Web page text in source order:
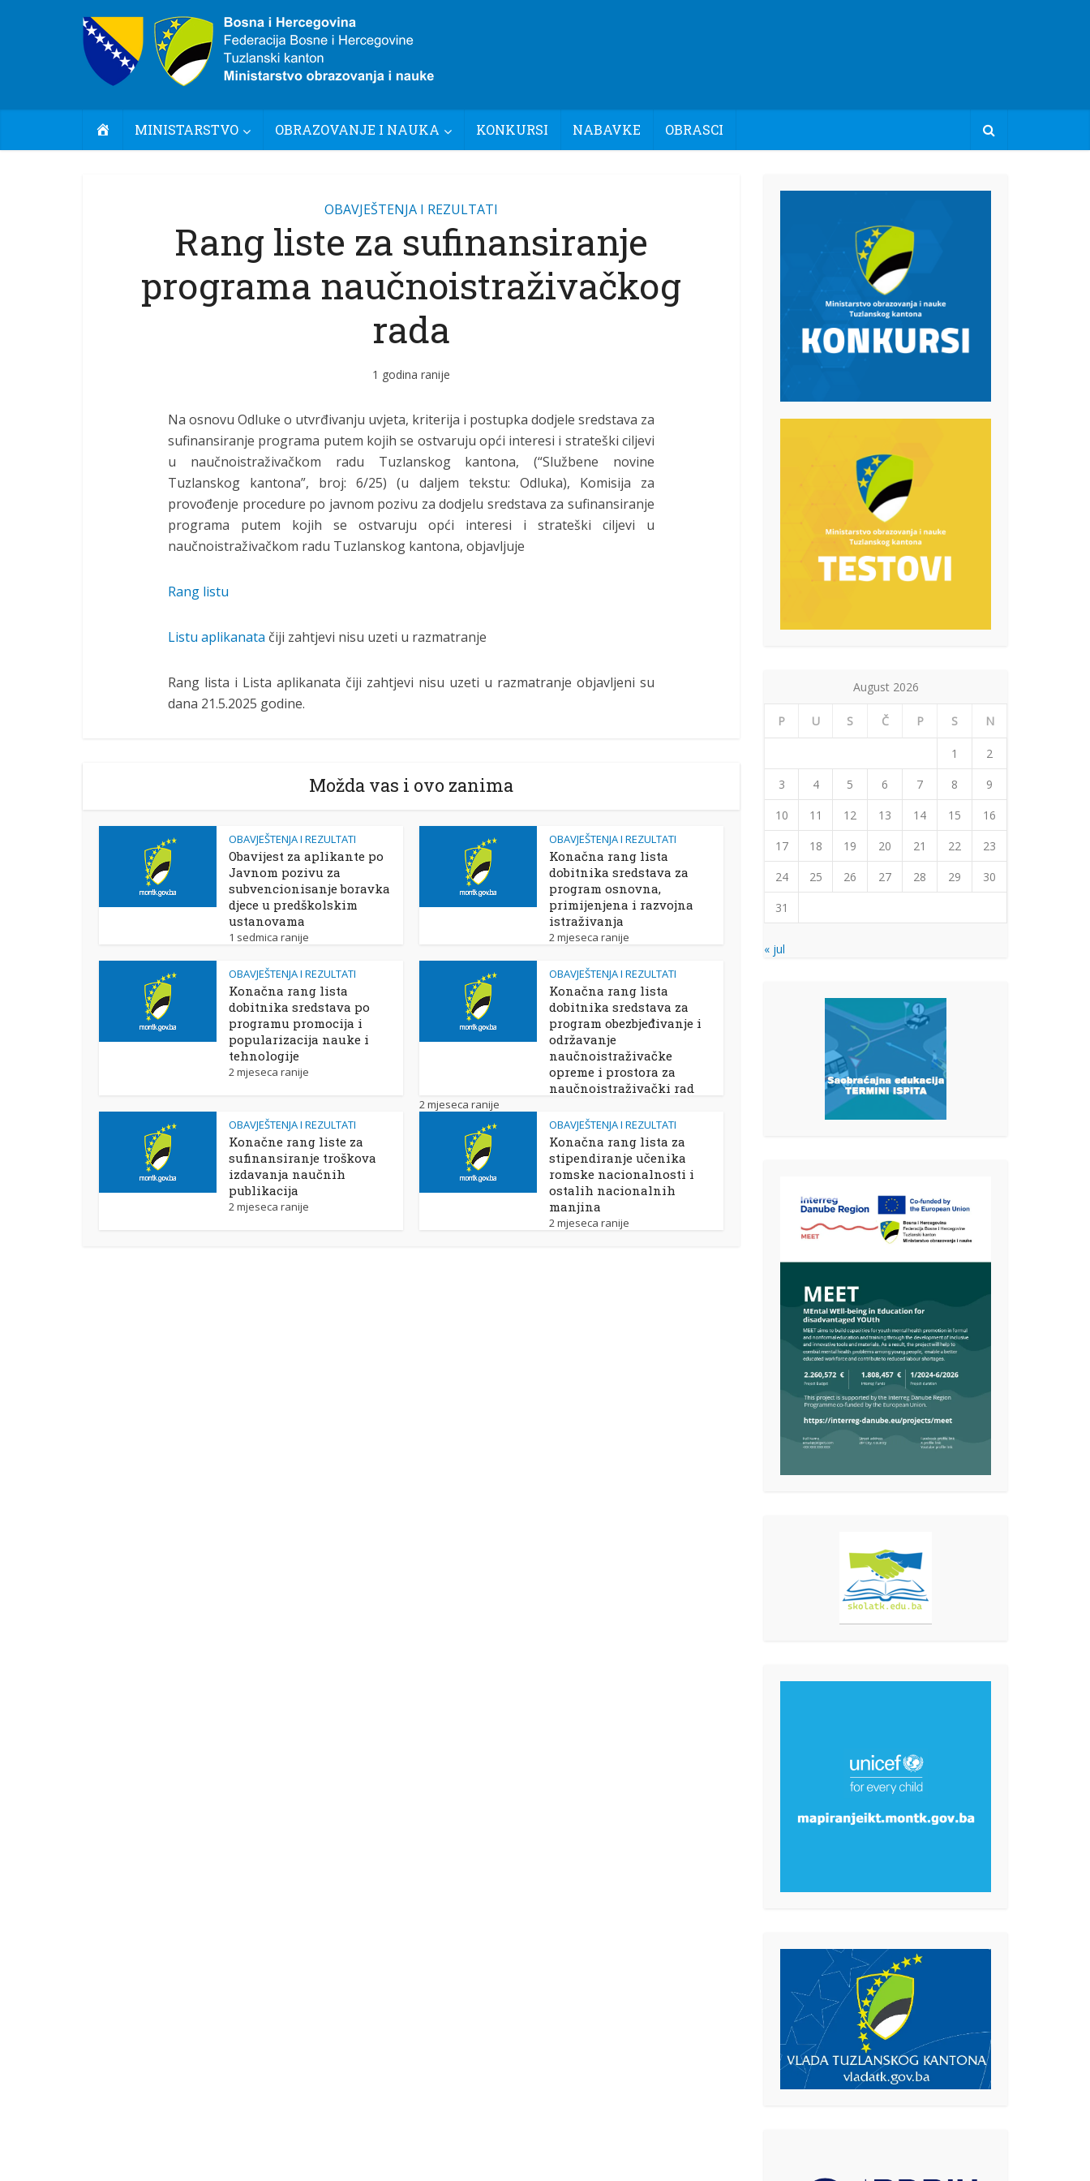
POČETNA
MINISTARSTVO OBRAZOVANJE I NAUKA KONKURSI NABAVKE OBRASCI
OBAVJEŠTENJA I REZULTATI
Rang liste za sufinansiranje
programa naučnoistraživačkog
rada
1 godina ranije
Na osnovu Odluke o utvrđivanju uvjeta, kriterija i postupka dodjele sredstava za
sufinansiranje programa putem kojih se ostvaruju opći interesi i strateški ciljevi
u naučnoistraživačkom radu Tuzlanskog kantona, (“Službene novine
Tuzlanskog kantona”, broj: 6/25) (u daljem tekstu: Odluka), Komisija za
provođenje procedure po javnom pozivu za dodjelu sredstava za sufinansiranje
programa putem kojih se ostvaruju opći interesi i strateški ciljevi u
naučnoistraživačkom radu Tuzlanskog kantona, objavljuje
Rang listu
Listu aplikanata čiji zahtjevi nisu uzeti u razmatranje
Rang lista i Lista aplikanata čiji zahtjevi nisu uzeti u razmatranje objavljeni su
dana 21.5.2025 godine.
Možda vas i ovo zanima
OBAVJEŠTENJA I REZULTATI
Obavijest za aplikante po
Javnom pozivu za
subvencionisanje boravka
djece u predškolskim
ustanovama
1 sedmica ranije
OBAVJEŠTENJA I REZULTATI
Konačna rang lista
dobitnika sredstava za
program osnovna,
primijenjena i razvojna
istraživanja
2 mjeseca ranije
OBAVJEŠTENJA I REZULTATI
Konačna rang lista
dobitnika sredstava po
programu promocija i
popularizacija nauke i
tehnologije
2 mjeseca ranije
OBAVJEŠTENJA I REZULTATI
Konačna rang lista
dobitnika sredstava za
program obezbjeđivanje i
održavanje
naučnoistraživačke
opreme i prostora za
naučnoistraživački rad
2 mjeseca ranije
OBAVJEŠTENJA I REZULTATI
Konačne rang liste za
sufinansiranje troškova
izdavanja naučnih
publikacija
2 mjeseca ranije
OBAVJEŠTENJA I REZULTATI
Konačna rang lista za
stipendiranje učenika
romske nacionalnosti i
ostalih nacionalnih
manjina
2 mjeseca ranije
August 2026
P U S Č P S N
1
2
3
4 5 6 7 8
9
10
11 12 13 14 15
16
17
18 19 20 21 22
23
24
25 26 27 28 29
30
31
« jul